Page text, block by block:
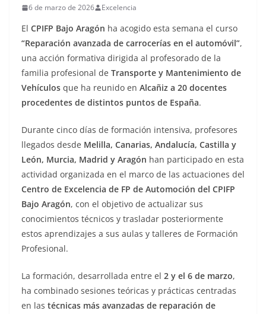
6 de marzo de 2026 Excelencia
El CPIFP Bajo Aragón ha acogido esta semana el curso
“Reparación avanzada de carrocerías en el automóvil”,
una acción formativa dirigida al profesorado de la
familia profesional de Transporte y Mantenimiento de
Vehículos que ha reunido en Alcañiz a 20 docentes
procedentes de distintos puntos de España.
Durante cinco días de formación intensiva, profesores
llegados desde Melilla, Canarias, Andalucía, Castilla y
León, Murcia, Madrid y Aragón han participado en esta
actividad organizada en el marco de las actuaciones del
Centro de Excelencia de FP de Automoción del CPIFP
Bajo Aragón, con el objetivo de actualizar sus
conocimientos técnicos y trasladar posteriormente
estos aprendizajes a sus aulas y talleres de Formación
Profesional.
La formación, desarrollada entre el 2 y el 6 de marzo,
ha combinado sesiones teóricas y prácticas centradas
en las técnicas más avanzadas de reparación de